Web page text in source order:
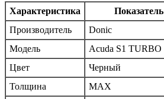
Характеристика
Показатель
Производитель
Donic
Модель
Acuda S1 TURBO
Цвет
Черный
Толщина
MAX